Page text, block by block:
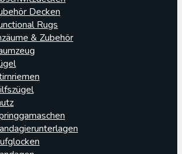
Decken
Rugs
& Zubehör